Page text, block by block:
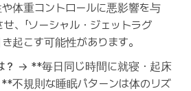
体重コントロールに悪影響を与
、「ソーシャル・ジェットラグ
き起こす可能性があります。
？ → **毎日同じ時間に就寝・起床
不規則な睡眠パターンは体のリズ